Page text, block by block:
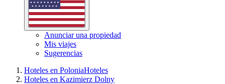
Anunciar una propiedad
Mis viajes
Sugerencias
Hoteles en PoloniaHoteles
Hoteles en Kazimierz Dolny